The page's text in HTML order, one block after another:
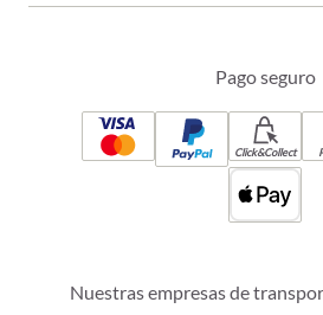
Pago seguro
Click&Collect
Nuestras empresas de